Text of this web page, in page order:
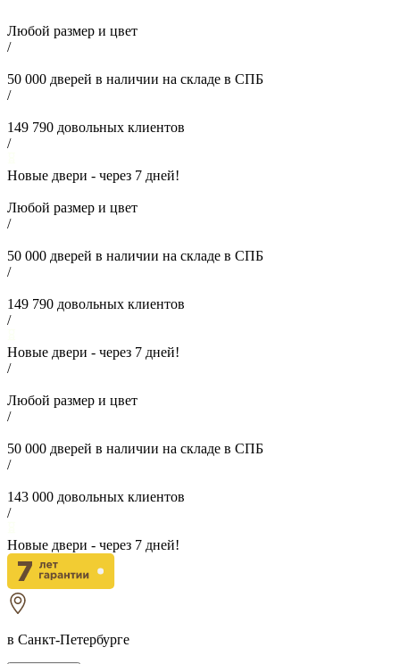
Любой размер и цвет
/
50 000 дверей в наличии на складе в СПБ
/
149 790 довольных клиентов
/
Новые двери - через 7 дней!
Любой размер и цвет
/
50 000 дверей в наличии на складе в СПБ
/
149 790 довольных клиентов
/
Новые двери - через 7 дней!
/
Любой размер и цвет
/
50 000 дверей в наличии на складе в СПБ
/
143 000 довольных клиентов
/
Новые двери - через 7 дней!
в Санкт-Петербурге